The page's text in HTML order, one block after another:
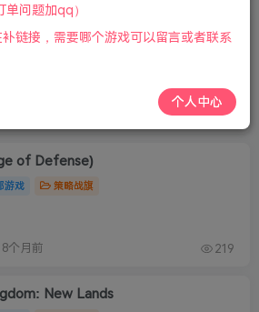
Defenders
92
of Defense)
游戏 策略战旗
8个月前 219
New Lands
问题加qq）
链接，需要哪个游戏可以留言或者联系
个人中心